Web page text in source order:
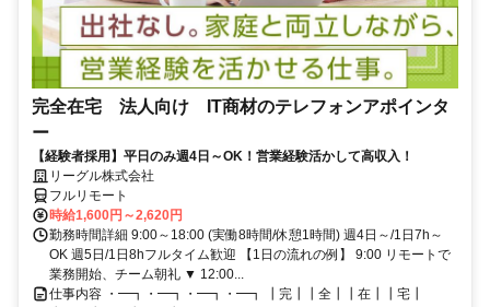
完全在宅 法人向け IT商材のテレフォンアポインタ
ー
【経験者採用】平日のみ週4日～OK！営業経験活かして高収入！
リーグル株式会社
フルリモート
時給1,600円～2,620円
勤務時間詳細 9:00～18:00 (実働8時間/休憩1時間) 週4日～/1日7h～
OK 週5日/1日8hフルタイム歓迎 【1日の流れの例】 9:00 リモートで
業務開始、チーム朝礼 ▼ 12:00...
仕事内容 ・━┓・━┓・━┓・━┓ ┃完┃┃全┃┃在┃┃宅┃